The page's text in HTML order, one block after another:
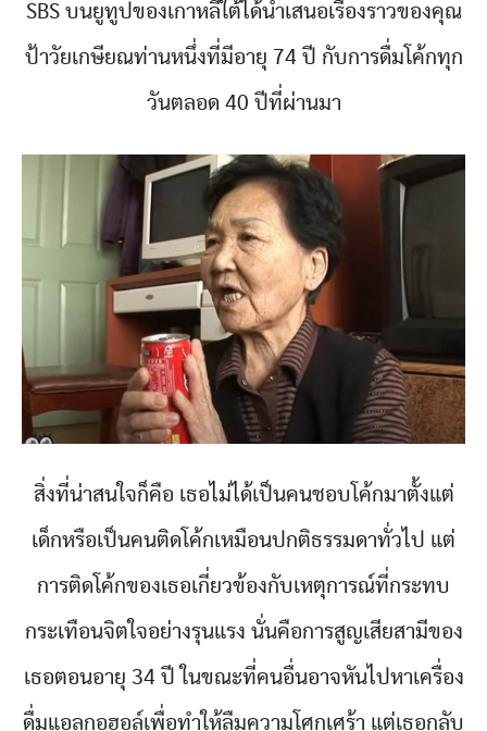
SBS บนยูทูปของเกาหลีใต้ได้นำเสนอเรื่องราวของคุณ
ป้าวัยเกษียณท่านหนึ่งที่มีอายุ 74 ปี กับการดื่มโค้กทุก
วันตลอด 40 ปีที่ผ่านมา
สิ่งที่น่าสนใจก็คือ เธอไม่ได้เป็นคนชอบโค้กมาตั้งแต่
เด็กหรือเป็นคนติดโค้กเหมือนปกติธรรมดาทั่วไป แต่
การติดโค้กของเธอเกี่ยวข้องกับเหตุการณ์ที่กระทบ
กระเทือนจิตใจอย่างรุนแรง นั่นคือการสูญเสียสามีของ
เธอตอนอายุ 34 ปี ในขณะที่คนอื่นอาจหันไปหาเครื่อง
ดื่มแอลกอฮอล์เพื่อทำให้ลืมความโศกเศร้า แต่เธอกลับ